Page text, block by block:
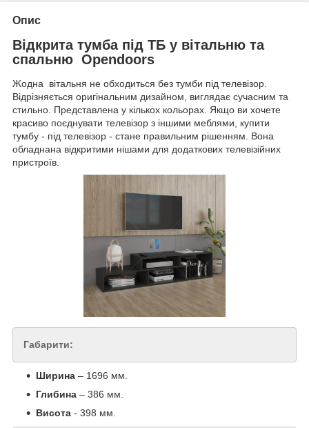
Опис
Відкрита тумба під ТБ у вітальню та
спальню Opendoors
Жодна вітальня не обходиться без тумби під телевізор.
Відрізняється оригінальним дизайном, виглядає сучасним та
стильно. Представлена у кількох кольорах. Якщо ви хочете
красиво поєднувати телевізор з іншими меблями, купити
тумбу - під телевізор - стане правильним рішенням. Вона
обладнана відкритими нішами для додаткових телевізійних
пристроїв.
Габарити:
Ширина – 1696 мм.
Глибина – 386 мм.
Висота - 398 мм.